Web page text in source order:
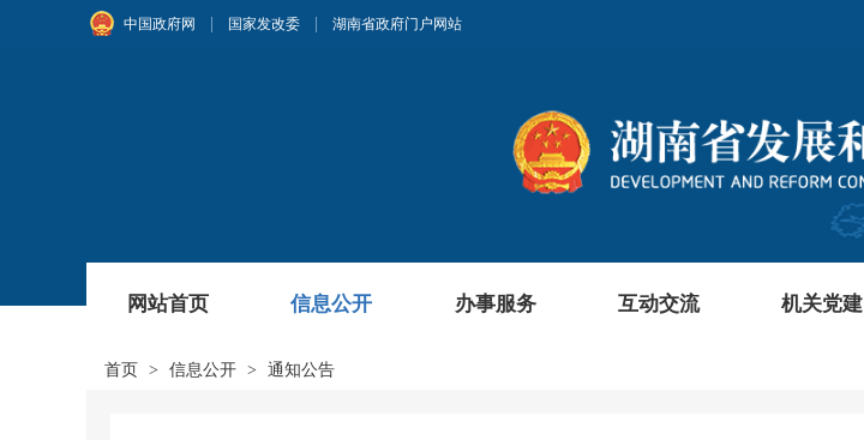
中国政府网 国家发改委 湖南省政府门户网站
网站首页 信息公开 办事服务 互动交流 机关党建
首页 > 信息公开 > 通知公告